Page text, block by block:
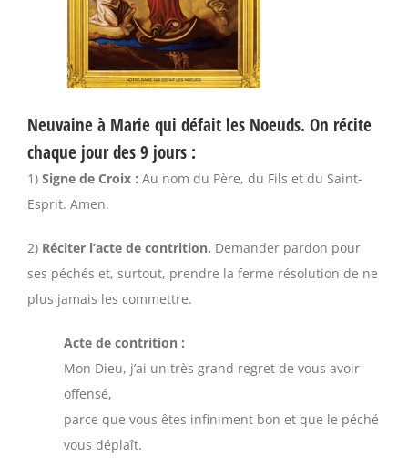
Neuvaine à Marie qui défait les Noeuds. On récite
chaque jour des 9 jours :
1) Signe de Croix : Au nom du Père, du Fils et du Saint-
Esprit. Amen.
2) Réciter l’acte de contrition. Demander pardon pour
ses péchés et, surtout, prendre la ferme résolution de ne
plus jamais les commettre.
Acte de contrition :
Mon Dieu, j’ai un très grand regret de vous avoir
offensé,
parce que vous êtes infiniment bon et que le péché
vous déplaît.